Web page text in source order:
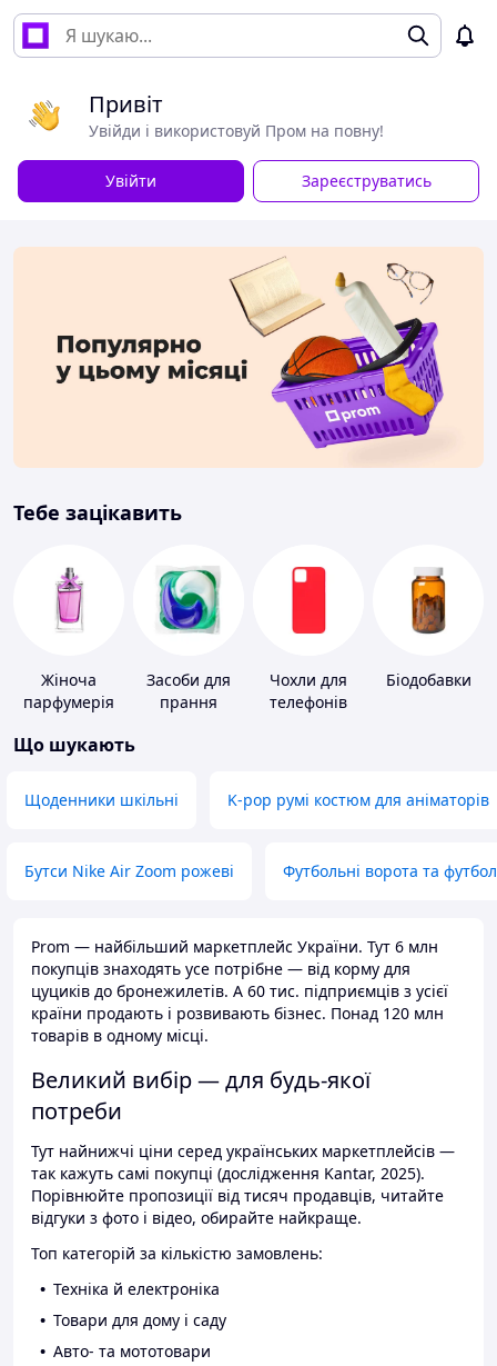
Привіт
Увійди і використовуй Пром на повну!
Увійти Зареєструватись
Тебе зацікавить
Жіноча
парфумерія
Засоби для
прання
Чохли для
телефонів
Біодобавки
Що шукають
Щоденники шкільні K-pop румі костюм для аніматорів
Бутси Nike Air Zoom рожеві Футбольні ворота та
Prom — найбільший маркетплейс України. Тут 6 млн
покупців знаходять усе потрібне — від корму для
цуциків до бронежилетів. А 60 тис. підприємців з усієї
країни продають і розвивають бізнес. Понад 120 млн
товарів в одному місці.
Великий вибір — для будь-якої
потреби
Тут найнижчі ціни серед українських маркетплейсів —
так кажуть самі покупці (дослідження Kantar, 2025).
Порівнюйте пропозиції від тисяч продавців, читайте
відгуки з фото і відео, обирайте найкраще.
Топ категорій за кількістю замовлень:
Техніка й електроніка
Товари для дому і саду
Авто- та мототовари